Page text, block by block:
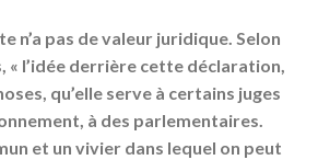
n’a pas de valeur juridique. Selon
« l’idée derrière cette déclaration,
, qu’elle serve à certains juges
, à des parlementaires.
et un vivier dans lequel on peut